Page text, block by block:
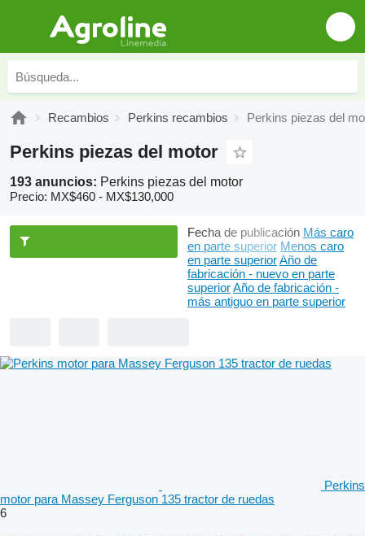
Recambios Perkins recambios Perkins piezas del
Perkins piezas del motor
193 anuncios: Perkins piezas del motor
Precio: MX$460 - MX$130,000
Fecha de publicación Más caro
en parte superior Menos caro
en parte superiorAño de
fabricación - nuevo en parte
superiorAño de fabricación -
más antiguo en parte superior
Perkins
motor para Massey Ferguson 135 tractor de ruedas
6